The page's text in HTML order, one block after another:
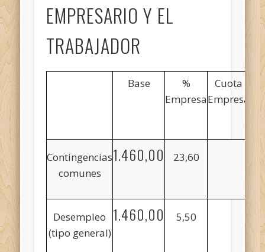
EMPRESARIO Y EL
TRABAJADOR
Base
%
Empresa
Cuota
Empresa
Contingencias
comunes
1.460,00 23,60
Desempleo
(tipo general)
1.460,00 5,50